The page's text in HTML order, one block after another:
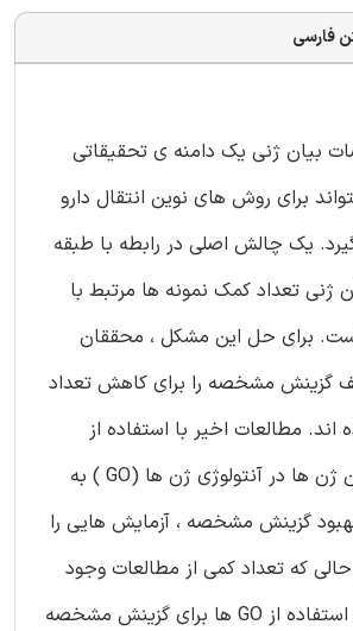
فارسی
بیان ژنی یک دامنه ی تحقیقاتی
برای روش های نوین انتقال دارو
گیرد. یک چالش اصلی در رابطه با طبقه
ژنی تعداد کمک نمونه ها مرتبط با
برای حل این مشکل ، محققان
گزینش مشخصه را برای کاهش تعداد
اند. مطالعات اخیر با استفاده از
شباهت معنایی بین ژن ها در آنتولوژی ژن ها (GO ) به
گزینش مشخصه ، آزمایش هایی را
حالی که تعداد کمی از مطالعات وجود
دارد که به چگونگی استفاده از GO ها برای گزینش مشخصه